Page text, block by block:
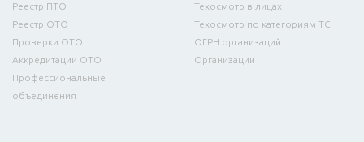
Реестр ПТО
Реестр ОТО
Проверки ОТО
Аккредитации ОТО
Профессиональные
объединения
Техосмотр в лицах
Техосмотр по категориям ТС
ОГРН организаций
Организации